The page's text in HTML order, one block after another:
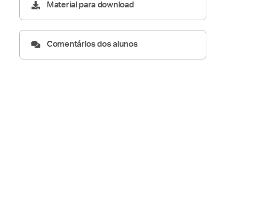
Material para download
Comentários dos alunos